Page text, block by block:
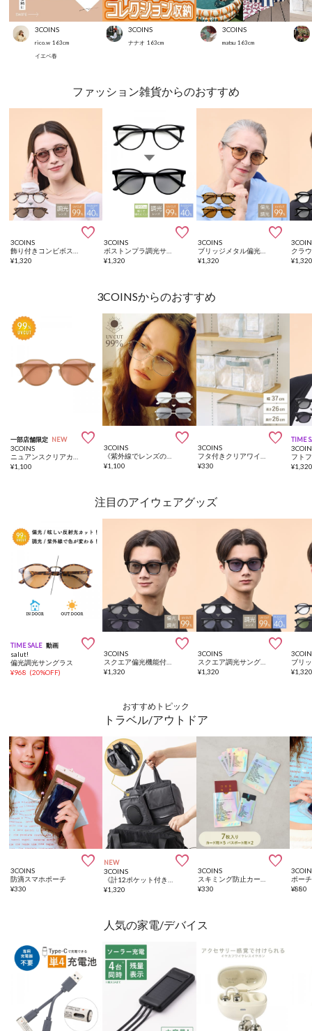
3COINS
rico.w 163cm
イエベ春
3COINS
ナナオ 163cm
3COINS
matsu 163cm
ファッション雑貨からのおすすめ

3COINS
¥1,320

3COINS
¥1,320

3COINS
ブリッジメタル偏光機能付調光サングラス
¥1,320 ¥
3COINSからのおすすめ
一部店舗限定 NEW 
3COINS
¥1,100

3COINS
¥1,100

3COINS
¥330
TIME
¥
注目のアイウェアグッズ
TIME SALE 動画 
salut!
偏光調光サングラス
¥968 (20%OFF)

3COINS
¥1,320

3COINS
スクエア調光サングラス
¥1,320 ¥
おすすめトピック
トラベル/アウトドア

3COINS
防滴スマホポーチ
¥330
NEW 
3COINS
¥1,320

3COINS
¥330 ¥880
人気の家電/デバイス